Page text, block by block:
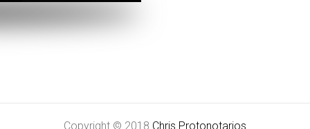
Copyright © 2018 Chris Protonotarios